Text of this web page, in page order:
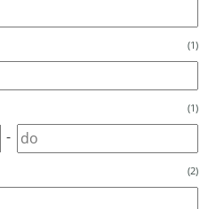
(1)
(1)
-
(2)